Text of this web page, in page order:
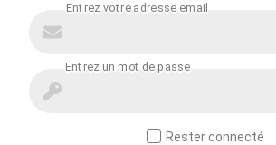
Rester connecté